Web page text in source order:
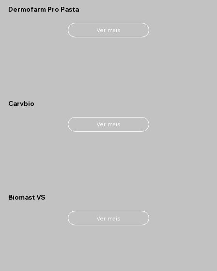
Dermofarm Pro Pasta
Ver mais
Carvbio
Ver mais
Biomast VS
Ver mais